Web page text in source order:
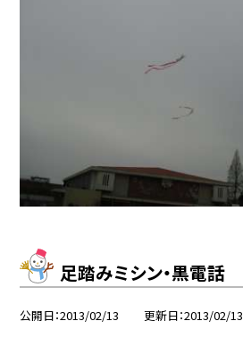
足踏みミシン・黒電話
公開日 2013/02/13 更新日 2013/02/13